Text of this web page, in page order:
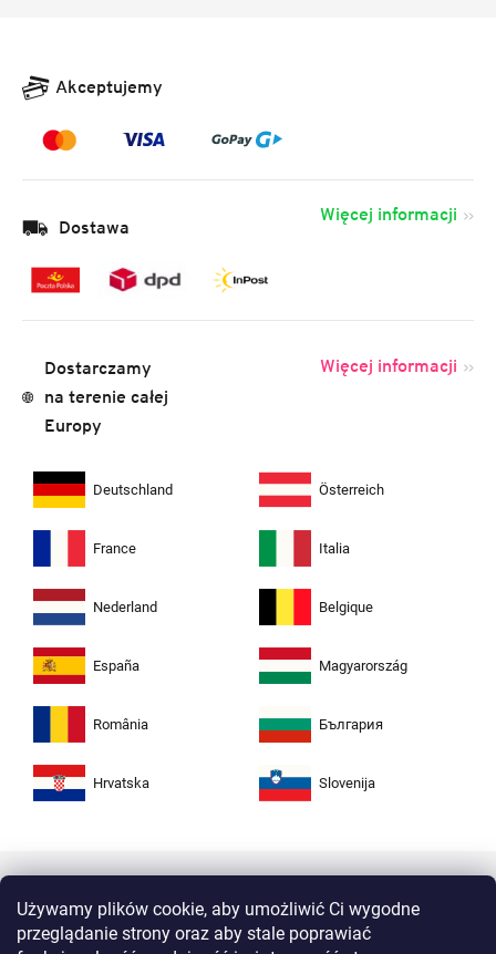
Używamy plików cookie, aby umożliwić Ci wygodne
przeglądanie strony oraz aby stale poprawiać
Akceptujemy
Dostawa
Więcej informacji
Dostarczamy
na terenie całej
Europy
Więcej informacji
Deutschland Österreich
France Italia
Nederland Belgique
España Magyarország
România България
Hrvatska Slovenija